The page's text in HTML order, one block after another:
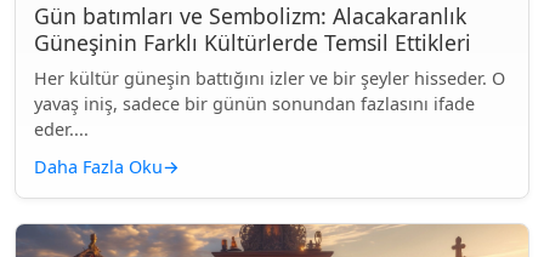
Gün batımları ve Sembolizm: Alacakaranlık
Güneşinin Farklı Kültürlerde Temsil Ettikleri
Her kültür güneşin battığını izler ve bir şeyler hisseder. O
yavaş iniş, sadece bir günün sonundan fazlasını ifade
eder....
Daha Fazla Oku→